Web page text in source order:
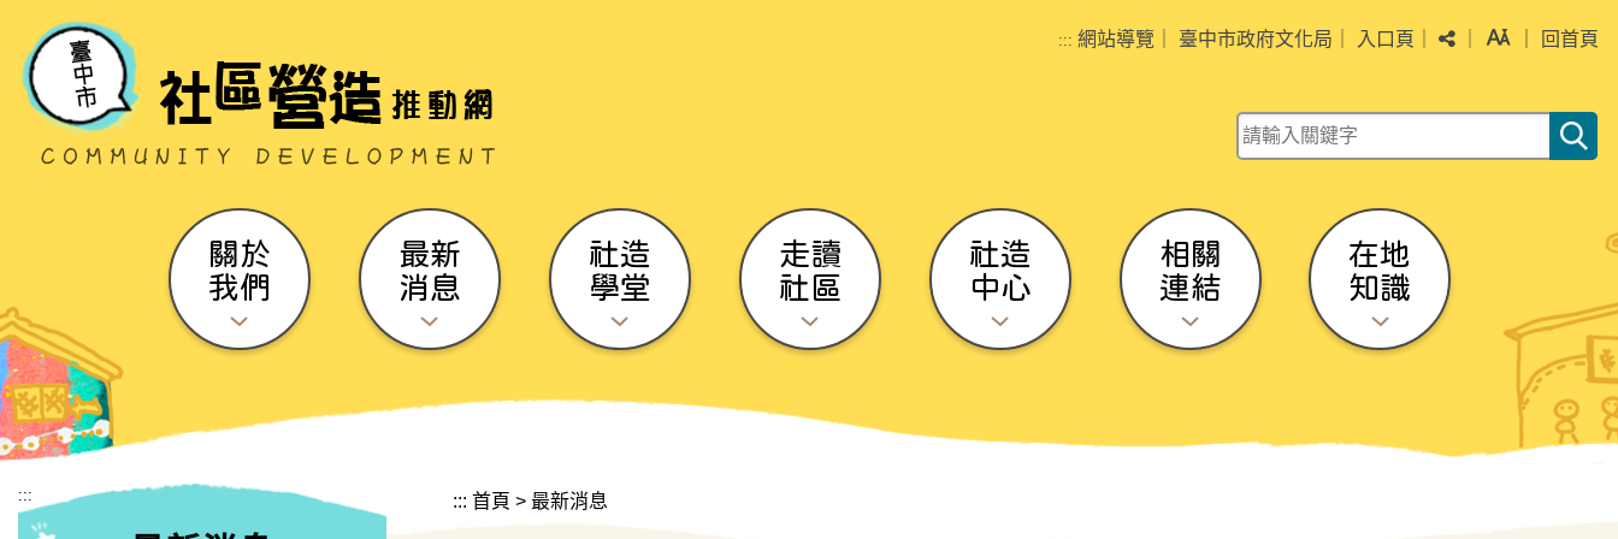
::: 網站導覽 臺中市政府文化局 入口頁 分享 字級回首頁
關鍵字查詢
關於
我們
最新
消息
社造
學堂
走讀
社區
社造
中心
相關
連結
在地
知識
::: ::: 首頁 > 最新消息